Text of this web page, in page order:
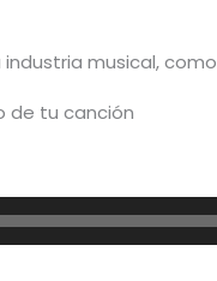
musical,
de tu canción